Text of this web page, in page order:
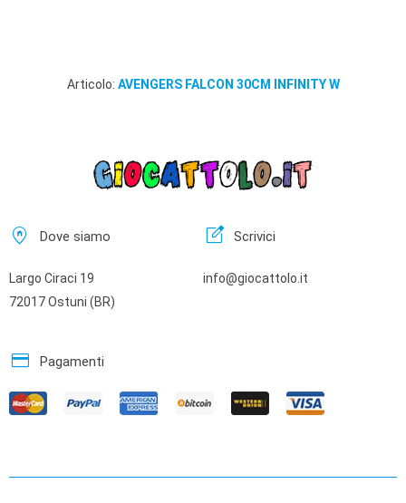
Articolo: AVENGERS FALCON 30CM INFINITY W
home_pin Dove siamo
Largo Ciraci 19
72017 Ostuni (BR)
edit_square Scrivici
info@giocattolo.it
credit_card Pagamenti